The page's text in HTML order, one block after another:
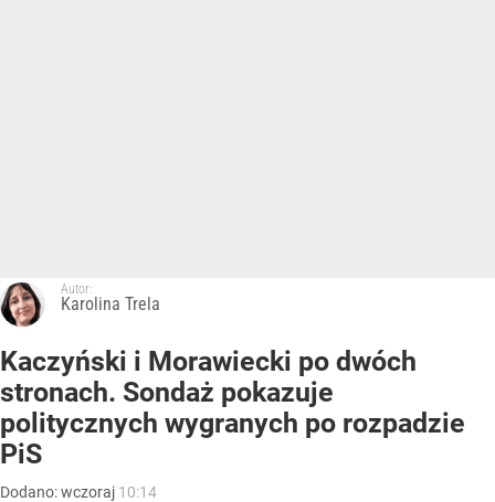
Autor:
Karolina Trela
Kaczyński i Morawiecki po dwóch
stronach. Sondaż pokazuje
politycznych wygranych po rozpadzie
PiS
Dodano:wczoraj 10:14